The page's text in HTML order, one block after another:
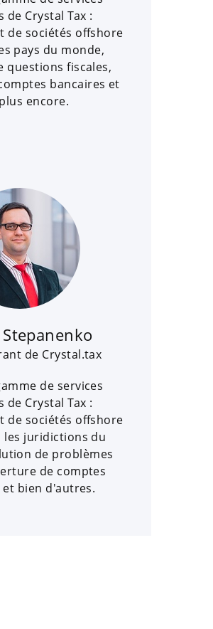
de Crystal Tax :
de sociétés offshore
pays du monde,
questions fiscales,
bancaires et
encore.
de Crystal.tax
de services
de Crystal Tax :
de sociétés offshore
les juridictions du
de problèmes
de comptes
et bien d'autres.